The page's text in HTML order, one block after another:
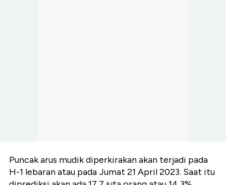
Puncak arus mudik diperkirakan akan terjadi pada
H-1 lebaran atau pada Jumat 21 April 2023. Saat itu